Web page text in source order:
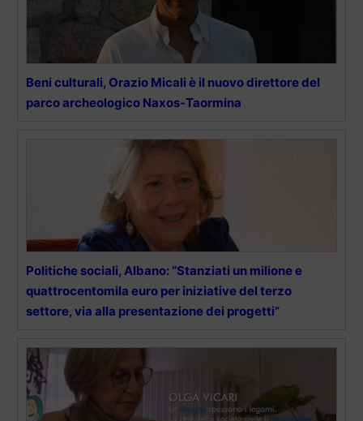
Beni culturali, Orazio Micali è il nuovo direttore del
parco archeologico Naxos-Taormina
Politiche sociali, Albano: “Stanziati un milione e
quattrocentomila euro per iniziative del terzo
settore, via alla presentazione dei progetti”